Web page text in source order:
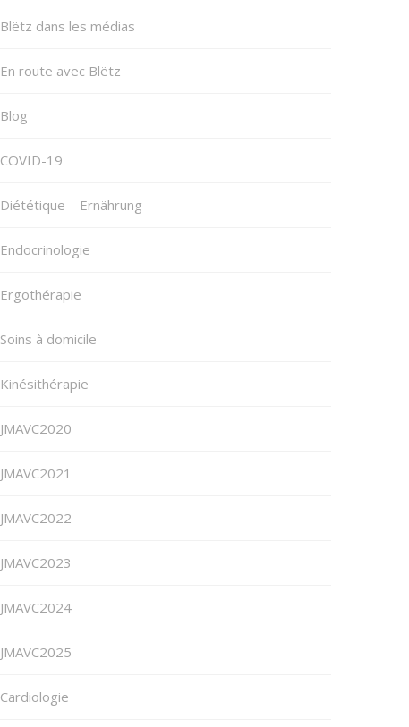
Blëtz dans les médias
En route avec Blëtz
Blog
COVID-19
Diététique – Ernährung
Endocrinologie
Ergothérapie
Soins à domicile
Kinésithérapie
JMAVC2020
JMAVC2021
JMAVC2022
JMAVC2023
JMAVC2024
JMAVC2025
Cardiologie